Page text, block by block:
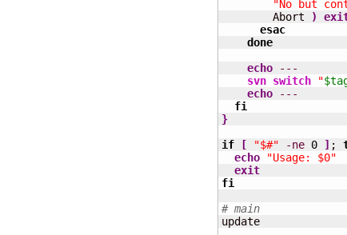
"No but
        Abort
)
esac
done
echo
---
svn switch
"
echo
---
fi
}
if
[ "$#" -ne 0 ] ;
echo
"Usage: $0"
exit
fi
# main
update